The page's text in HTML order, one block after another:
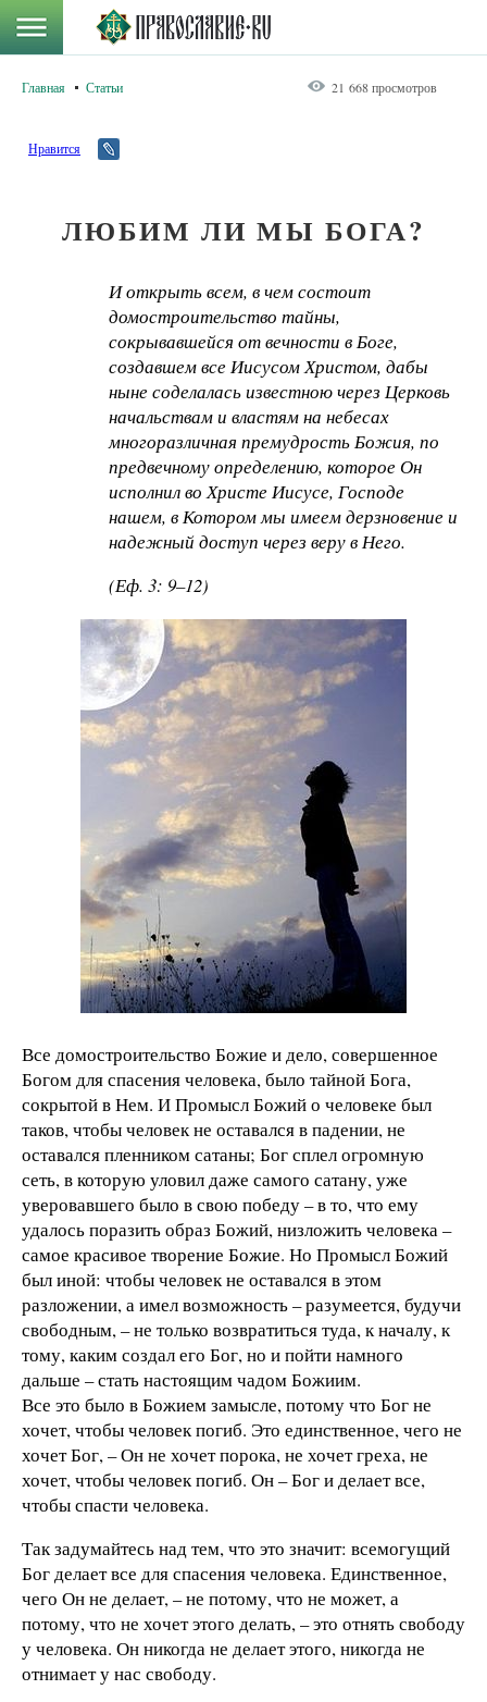
Главная Статьи 21 668 просмотров
Нравится
ЛЮБИМ ЛИ МЫ БОГА?
И открыть всем, в чем состоит
домостроительство тайны,
сокрывавшейся от вечности в Боге,
создавшем все Иисусом Христом, дабы
ныне соделалась известною через Церковь
начальствам и властям на небесах
многоразличная премудрость Божия, по
предвечному определению, которое Он
исполнил во Христе Иисусе, Господе
нашем, в Котором мы имеем дерзновение и
надежный доступ через веру в Него.
(Еф. 3: 9–12)
Все домостроительство Божие и дело, совершенное
Богом для спасения человека, было тайной Бога,
сокрытой в Нем. И Промысл Божий о человеке был
таков, чтобы человек не оставался в падении, не
оставался пленником сатаны; Бог сплел огромную
сеть, в которую уловил даже самого сатану, уже
уверовавшего было в свою победу – в то, что ему
удалось поразить образ Божий, низложить человека –
самое красивое творение Божие. Но Промысл Божий
был иной: чтобы человек не оставался в этом
разложении, а имел возможность – разумеется, будучи
свободным, – не только возвратиться туда, к началу, к
тому, каким создал его Бог, но и пойти намного
дальше – стать настоящим чадом Божиим.
Все это было в Божием замысле, потому что Бог не
хочет, чтобы человек погиб. Это единственное, чего не
хочет Бог, – Он не хочет порока, не хочет греха, не
хочет, чтобы человек погиб. Он – Бог и делает все,
чтобы спасти человека.
Так задумайтесь над тем, что это значит: всемогущий
Бог делает все для спасения человека. Единственное,
чего Он не делает, – не потому, что не может, а
потому, что не хочет этого делать, – это отнять свободу
у человека. Он никогда не делает этого, никогда не
отнимает у нас свободу.